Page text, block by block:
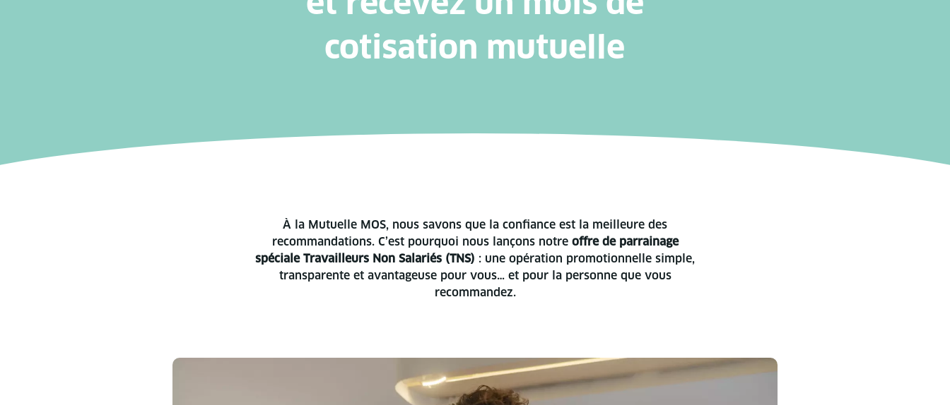
cotisation mutuelle
À la Mutuelle MOS, nous savons que la confiance est la meilleure des
recommandations. C’est pourquoi nous lançons notre offre de parrainage
spéciale Travailleurs Non Salariés (TNS) : une opération promotionnelle simple,
transparente et avantageuse pour vous… et pour la personne que vous
recommandez.